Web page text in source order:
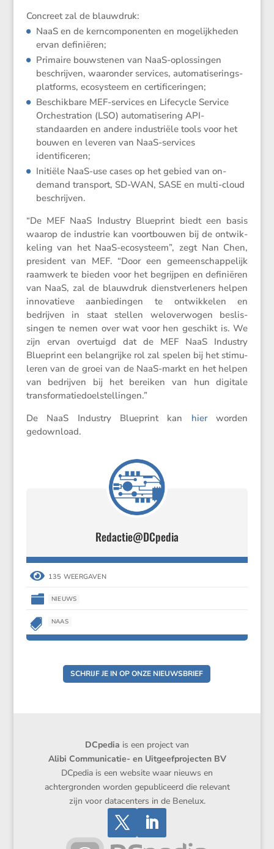
Concreet zal de blauwdruk:
NaaS en de kerncom­po­nenten en mogelijk­heden
ervan definiëren;
Primaire bouwstenen van NaaS-oplos­singen
beschrijven, waaronder services, automa­ti­se­rings­
plat­forms, ecosys­teem en certificeringen;
Beschik­bare MEF-services en Lifecycle Service
Orches­tra­tion (LSO) automa­ti­se­ring API-
standaarden en andere industriële tools voor het
bouwen en leveren van NaaS-services
identificeren;
Initiële NaaS-use cases op het gebied van on-
demand trans­port, SD-WAN, SASE en multi-cloud
beschrijven.
“De MEF NaaS Industry Blueprint biedt een basis
waarop de industrie kan voort­bouwen bij de ontwik­
ke­ling van het NaaS-ecosys­teem”, zegt Nan Chen,
presi­dent van MEF. “Door een gemeen­schap­pe­lijk
raamwerk te bieden voor het begrijpen en defini­ëren
van NaaS, zal de blauw­druk dienst­ver­le­ners helpen
innova­tieve aanbie­dingen te ontwik­kelen en
bedrijven in staat stellen welover­wogen beslis­
singen te nemen over wat voor hen geschikt is. We
zijn ervan overtuigd dat de MEF NaaS Industry
Blueprint een belang­rijke rol zal spelen bij het stimu­
leren van de groei van de NaaS-markt en het helpen
van bedrijven bij het bereiken van hun digitale
transformatiedoelstellingen.”
De NaaS Industry Blueprint kan hierworden
gedownload.
Redactie@DCpedia
 135 WEERGAVEN
 NIEUWS
 NAAS
SCHRIJF JE IN OP ONZE NIEUWSBRIEF
DCpedia is een project van
Alibi Communicatie- en Uitgeefprojecten BV
DCpedia is een website waar nieuws en
achtergronden worden gepubliceerd die relevant
zijn voor datacenters in de Benelux.